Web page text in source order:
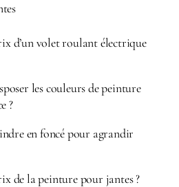
d’un volet roulant électrique
les couleurs de peinture
?
en foncé pour agrandir
de la peinture pour jantes ?